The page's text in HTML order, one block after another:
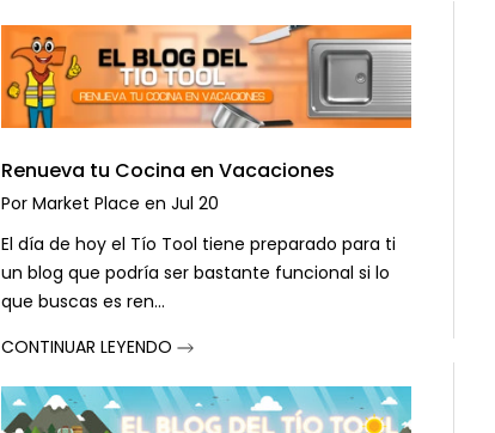
Renueva tu Cocina en Vacaciones
Por Market Place en Jul 20
El día de hoy el Tío Tool tiene preparado para ti
un blog que podría ser bastante funcional si lo
que buscas es ren...
CONTINUAR LEYENDO